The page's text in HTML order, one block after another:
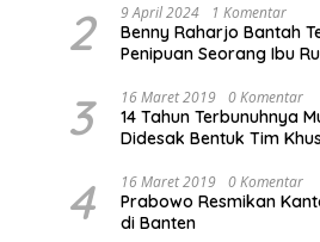
2 9 April 2024 1 Komentar
Benny Raharjo Bantah
Penipuan Seorang Ibu
3 16 Maret 2019 0 Komentar
14 Tahun Terbunuhnya
Didesak Bentuk Tim
4 16 Maret 2019 0 Komentar
Prabowo Resmikan
di Banten